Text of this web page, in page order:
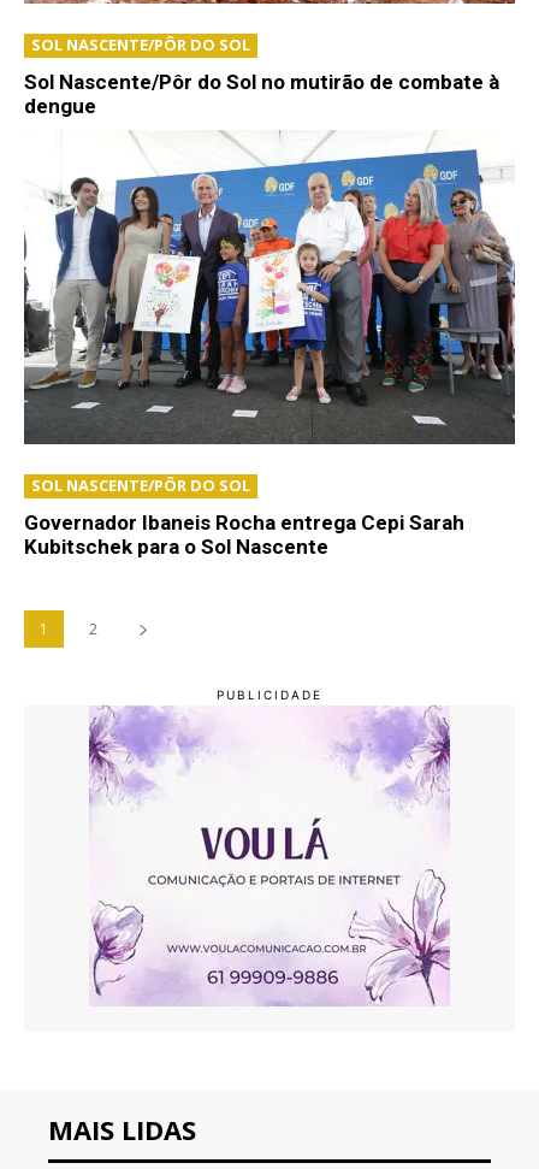
SOL NASCENTE/PÔR DO SOL
Sol Nascente/Pôr do Sol no mutirão de combate à
dengue
SOL NASCENTE/PÔR DO SOL
Governador Ibaneis Rocha entrega Cepi Sarah
Kubitschek para o Sol Nascente
1 2
MAIS LIDAS